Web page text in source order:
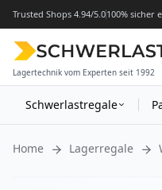
Trusted Shops 4.94/5.0100% sicher
Lagertechnik vom Experten seit 1992
Schwerlastregale
Home Lagerregale